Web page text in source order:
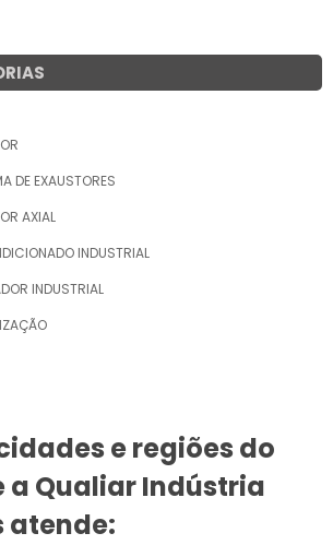
AXIAL
DE EXAUSTORES
AXIAL
INDUSTRIAL
INDUSTRIAL
e regiões do
a Qualiar Indústria
atende: